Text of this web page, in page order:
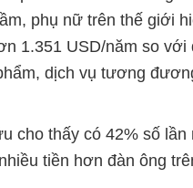
phụ nữ trên thế giới
1.351 USD/năm so với
dịch vụ tương
cho thấy có 42% số lần
tiền hơn đàn ông